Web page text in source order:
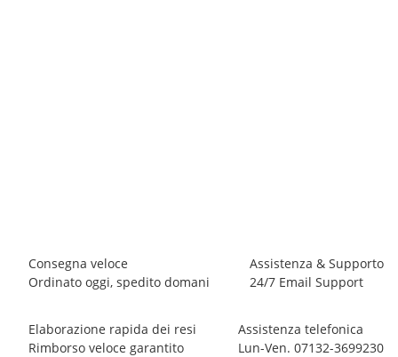
Consegna veloce
Ordinato oggi, spedito domani
Assistenza & Supporto
24/7 Email Support
Elaborazione rapida dei resi
Rimborso veloce garantito
Assistenza telefonica
Lun-Ven. 07132-3699230